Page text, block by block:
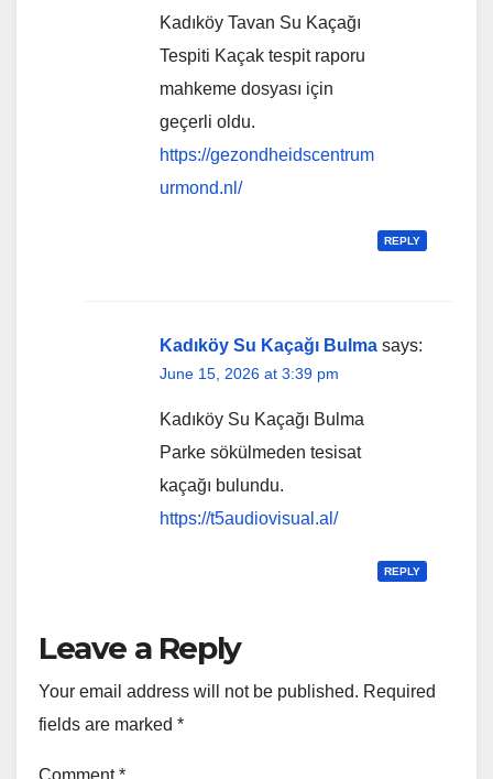
Kadıköy Tavan Su Kaçağı
Tespiti Kaçak tespit raporu
mahkeme dosyası için
geçerli oldu.
https://gezondheidscentrum
urmond.nl/
REPLY
Kadıköy Su Kaçağı Bulma says:
June 15, 2026 at 3:39 pm
Kadıköy Su Kaçağı Bulma
Parke sökülmeden tesisat
kaçağı bulundu.
https://t5audiovisual.al/
REPLY
Leave a Reply
Your email address will not be published. Required
fields are marked *